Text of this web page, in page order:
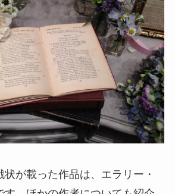
状が載った作品は、エラリー・